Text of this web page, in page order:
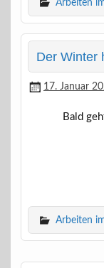
Arbeiten
Der Winter
17. Januar
Bald
Arbeiten